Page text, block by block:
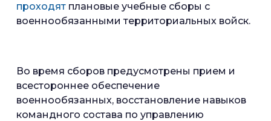
проходят плановые учебные сборы с
военнообязанными территориальных войск.
Во время сборов предусмотрены прием и
всестороннее обеспечение
военнообязанных, восстановление навыков
командного состава по управлению